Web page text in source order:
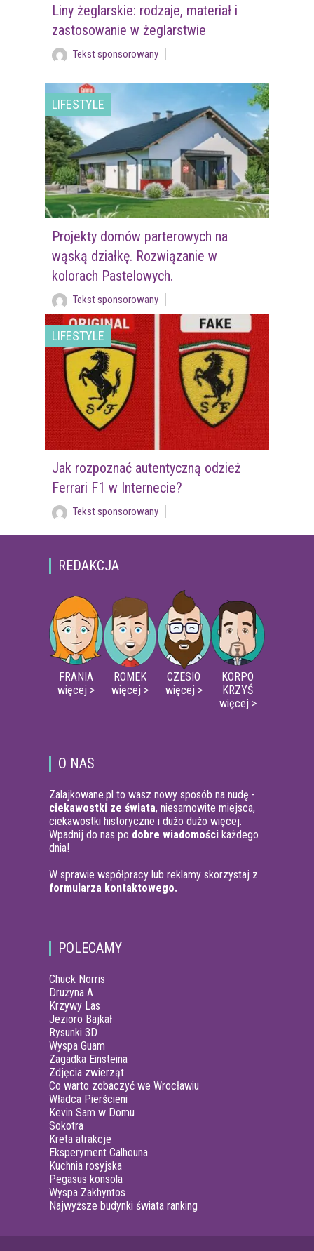
Liny żeglarskie: rodzaje, materiał i
zastosowanie w żeglarstwie
Tekst sponsorowany
LIFESTYLE
Projekty domów parterowych na
wąską działkę. Rozwiązanie w
kolorach Pastelowych.
Tekst sponsorowany
LIFESTYLE
Jak rozpoznać autentyczną odzież
Ferrari F1 w Internecie?
Tekst sponsorowany
REDAKCJA
FRANIA
więcej >
ROMEK
więcej >
CZESIO
więcej >
KORPO
KRZYŚ
więcej >
O NAS
Zalajkowane.pl to wasz nowy sposób na nudę -
ciekawostki ze świata, niesamowite miejsca,
ciekawostki historyczne i dużo dużo więcej.
Wpadnij do nas po dobre wiadomości każdego
dnia!
W sprawie współpracy lub reklamy skorzystaj z
formularza kontaktowego.
POLECAMY
Chuck Norris
Drużyna A
Krzywy Las
Jezioro Bajkał
Rysunki 3D
Wyspa Guam
Zagadka Einsteina
Zdjęcia zwierząt
Co warto zobaczyć we Wrocławiu
Władca Pierścieni
Kevin Sam w Domu
Sokotra
Kreta atrakcje
Eksperyment Calhouna
Kuchnia rosyjska
Pegasus konsola
Wyspa Zakhyntos
Najwyższe budynki świata ranking